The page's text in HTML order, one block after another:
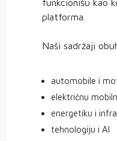
funkcionišu kao
platforma.
Naši sadržaji
automobile i
električnu
energetiku i
tehnologiju i AI